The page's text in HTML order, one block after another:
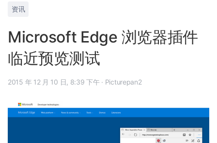
资讯
Microsoft Edge 浏览器插件
临近预览测试
2015 年 12 月 10 日, 8:39 下午 · Picturepan2